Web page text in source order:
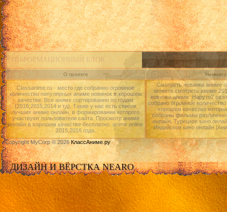
ИНФОРМАЦИОННЫЙ БЛОК
О проекте
Classanime.ru - место где собранно огромное
количество популярных аниме новинок в хорошем
качестве. Все аниме сортированно по годам
(2016,2015,2014 и тд). Также у нас есть список
лучших аниме онлайн, в формировании которого
участвуют пользователи сайта. Просмотр аниме
онлайн в хорошем качестве бесплатно. anime online
2015,2016 года.
Смотреть новинки аниме
можете смотреть аниме
новинки аниме: Наруто2
собрано огромное
хорошем качестве
собраны фильмы различных
онлайн, Турецкое кино
Индийское кино
Copyright MyCorp © 2026КлассАниме.ру
ДИЗАЙН И ВЁРСТКА NEARO